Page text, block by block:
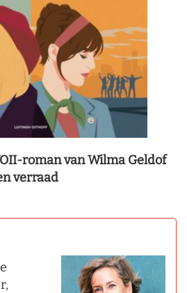
roman van Wilma Geldof
verraad